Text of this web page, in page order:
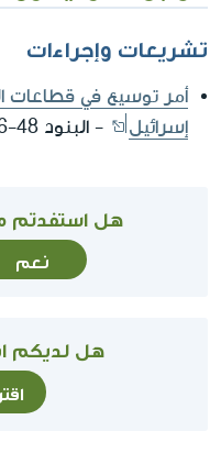
تشريعات وإجراءات
أمر توسيع في قطاعات
إسرائيل
- البنود 48-46.
هل استفدتم
نعم
هل لديكم